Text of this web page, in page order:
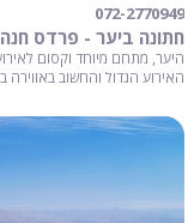
072-2770949
חתונה ביער - פרדס חנה
היער, מתחם מיוחד וקסום
האירוע הגדול והחשוב באווירה